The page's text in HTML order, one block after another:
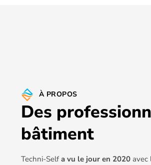
À PROPOS
Des
bâtiment
Techni-Self a vu le jour en 2020 avec